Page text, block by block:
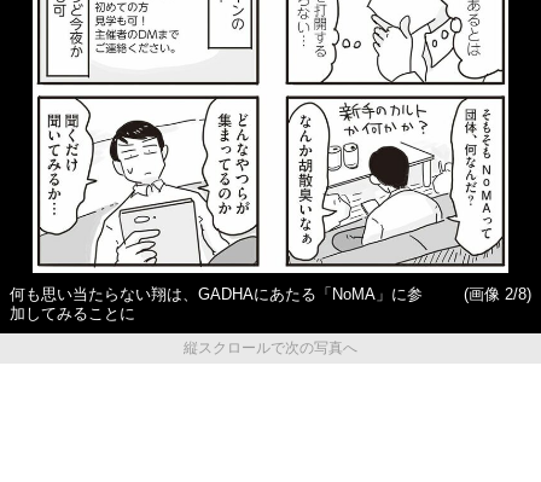
何も思い当たらない翔は、GADHAにあたる「NoMA」に参
加してみることに
(画像 2/8)
縦スクロールで次の写真へ